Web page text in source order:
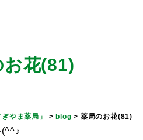
お花(81)
やま薬局」 > blog > 薬局のお花(81)